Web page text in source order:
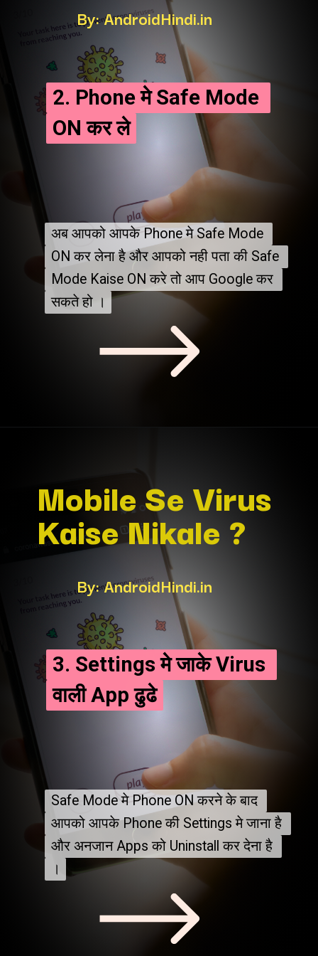
By: AndroidHindi.in
अब आपको आपके Phone मे Safe Mode
ON कर लेना है और आपको नही पता की Safe
Mode Kaise ON करे तो आप Google कर
सकते हो ।
अब आपको आपके Phone मे Safe Mode
ON कर लेना है और आपको नही पता की Safe
Mode Kaise ON करे तो आप Google कर
सकते हो ।
2. Phone मे Safe Mode
ON कर ले
2. Phone मे Safe Mode
ON कर ले
Mobile Se Virus
Kaise Nikale ?
By: AndroidHindi.in
Safe Mode मे Phone ON करने के बाद
आपको आपके Phone की Settings मे जाना है
और अनजान Apps को Uninstall कर देना है
।
Safe Mode मे Phone ON करने के बाद
आपको आपके Phone की Settings मे जाना है
और अनजान Apps को Uninstall कर देना है
।
3. Settings मे जाके Virus
वाली App ढुढे
3. Settings मे जाके Virus
वाली App ढुढे